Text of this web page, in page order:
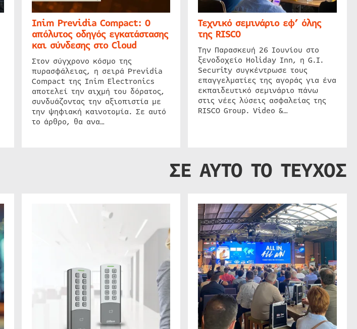
Inim Previdia Compact: Ο
απόλυτος οδηγός εγκατάστασης
και σύνδεσης στο Cloud
Στον σύγχρονο κόσμο της
πυρασφάλειας, η σειρά Previdia
Compact της Inim Electronics
αποτελεί την αιχμή του δόρατος,
συνδυάζοντας την αξιοπιστία με
την ψηφιακή καινοτομία. Σε αυτό
το άρθρο, θα ανα…
Τεχνικό σεμινάριο εφ’ όλης
της RISCO
Την Παρασκευή 26 Ιουνίου στο
ξενοδοχείο Holiday Inn, η G.I.
Security συγκέντρωσε τους
επαγγελματίες της αγοράς για ένα
εκπαιδευτικό σεμινάριο πάνω
στις νέες λύσεις ασφαλείας της
RISCO Group. Video &…
ΣΕ ΑΥΤΟ ΤΟ ΤΕΥΧΟΣ